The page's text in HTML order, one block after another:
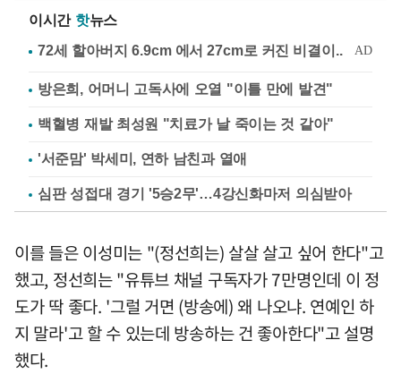
이시간 핫뉴스
방은희, 어머니 고독사에 오열 "이틀 만에 발견"
백혈병 재발 최성원 "치료가 날 죽이는 것 같아"
'서준맘' 박세미, 연하 남친과 열애
심판 성접대 경기 '5승2무'…4강신화마저 의심받아
이를 들은 이성미는 "(정선희는) 살살 살고 싶어 한다"고
했고, 정선희는 "유튜브 채널 구독자가 7만명인데 이 정
도가 딱 좋다. '그럴 거면 (방송에) 왜 나오냐. 연예인 하
지 말라'고 할 수 있는데 방송하는 건 좋아한다"고 설명
했다.